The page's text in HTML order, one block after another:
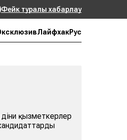
Фейк туралы хабарлау
ЛайфхакРус
қызметкерлер